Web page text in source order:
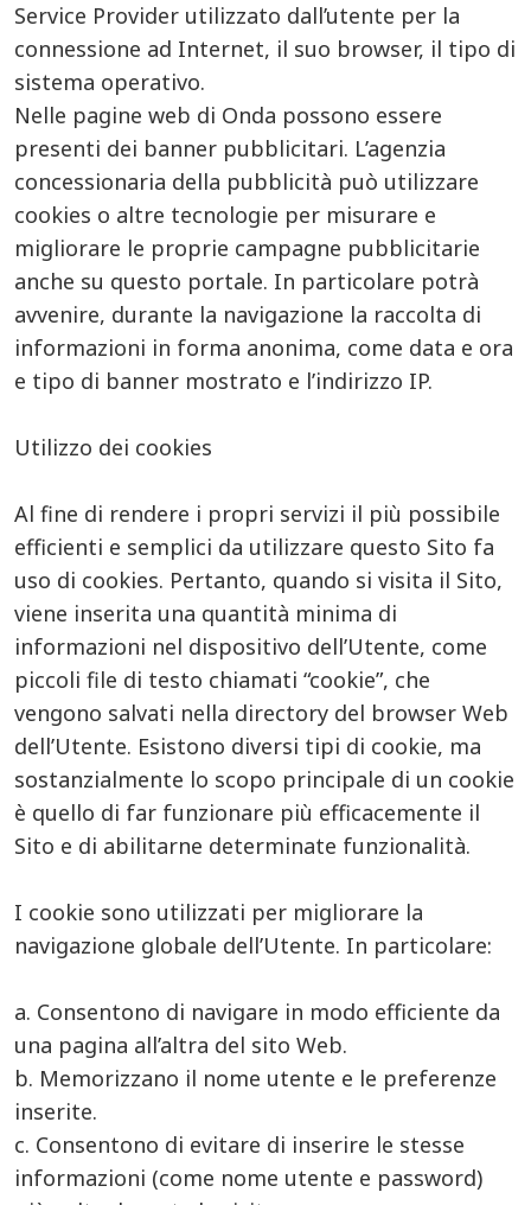
Service Provider utilizzato dall’utente per la
connessione ad Internet, il suo browser, il tipo di
sistema operativo.
Nelle pagine web di Onda possono essere
presenti dei banner pubblicitari. L’agenzia
concessionaria della pubblicità può utilizzare
cookies o altre tecnologie per misurare e
migliorare le proprie campagne pubblicitarie
anche su questo portale. In particolare potrà
avvenire, durante la navigazione la raccolta di
informazioni in forma anonima, come data e ora
e tipo di banner mostrato e l’indirizzo IP.
Utilizzo dei cookies
Al fine di rendere i propri servizi il più possibile
efficienti e semplici da utilizzare questo Sito fa
uso di cookies. Pertanto, quando si visita il Sito,
viene inserita una quantità minima di
informazioni nel dispositivo dell’Utente, come
piccoli file di testo chiamati “cookie”, che
vengono salvati nella directory del browser Web
dell’Utente. Esistono diversi tipi di cookie, ma
sostanzialmente lo scopo principale di un cookie
è quello di far funzionare più efficacemente il
Sito e di abilitarne determinate funzionalità.
I cookie sono utilizzati per migliorare la
navigazione globale dell’Utente. In particolare:
a. Consentono di navigare in modo efficiente da
una pagina all’altra del sito Web.
b. Memorizzano il nome utente e le preferenze
inserite.
c. Consentono di evitare di inserire le stesse
informazioni (come nome utente e password)